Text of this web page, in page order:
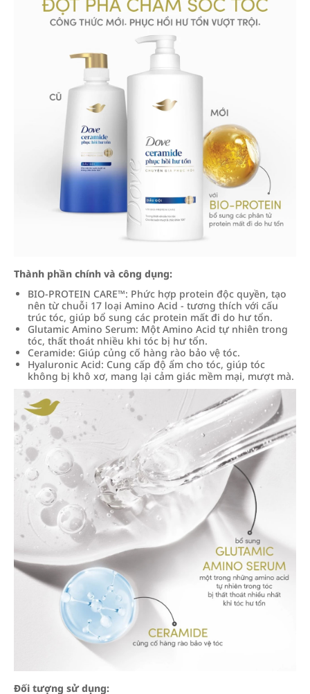
Thành phần chính và công dụng:
BIO-PROTEIN CARE™: Phức hợp protein độc quyền, tạo
nên từ chuỗi 17 loại Amino Acid - tương thích với cấu
trúc tóc, giúp bổ sung các protein mất đi do hư tổn.
Glutamic Amino Serum: Một Amino Acid tự nhiên trong
tóc, thất thoát nhiều khi tóc bị hư tổn.
Ceramide: Giúp củng cố hàng rào bảo vệ tóc.
Hyaluronic Acid: Cung cấp độ ẩm cho tóc, giúp tóc
không bị khô xơ, mang lại cảm giác mềm mại, mượt mà.
Đối tượng sử dụng: